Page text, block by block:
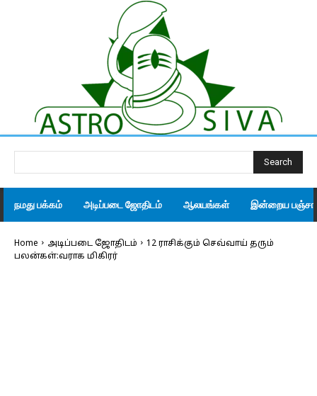
Search
நமது பக்கம் அடிப்படை ஜோதிடம் ஆலயங்கள் இன்றைய
Home அடிப்படை ஜோதிடம்
12 ராசிக்கும் செவ்வாய் தரும்
பலன்கள்:வராக மிகிரர்